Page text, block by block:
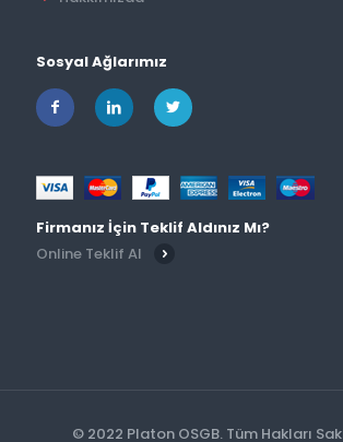
Sosyal Ağlarımız
Firmanız İçin Teklif Aldınız Mı?
Online Teklif Al
© 2022 Platon OSGB. Tüm Hakları